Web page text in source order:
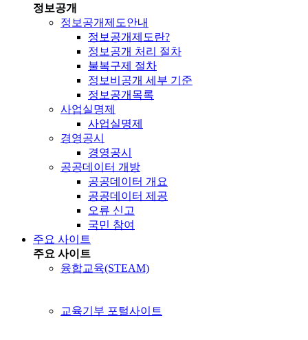
정보공개
정보공개제도안내
정보공개제도란?
정보공개 처리 절차
불복구제 절차
정보비공개 세부 기준
정보공개목록
사업실명제
사업실명제
경영공시
경영공시
공공데이터 개방
공공데이터 개요
공공데이터 제공
오류 신고
국민 참여
주요 사이트
주요 사이트
융합교육(STEAM)
교육기부 포털사이트